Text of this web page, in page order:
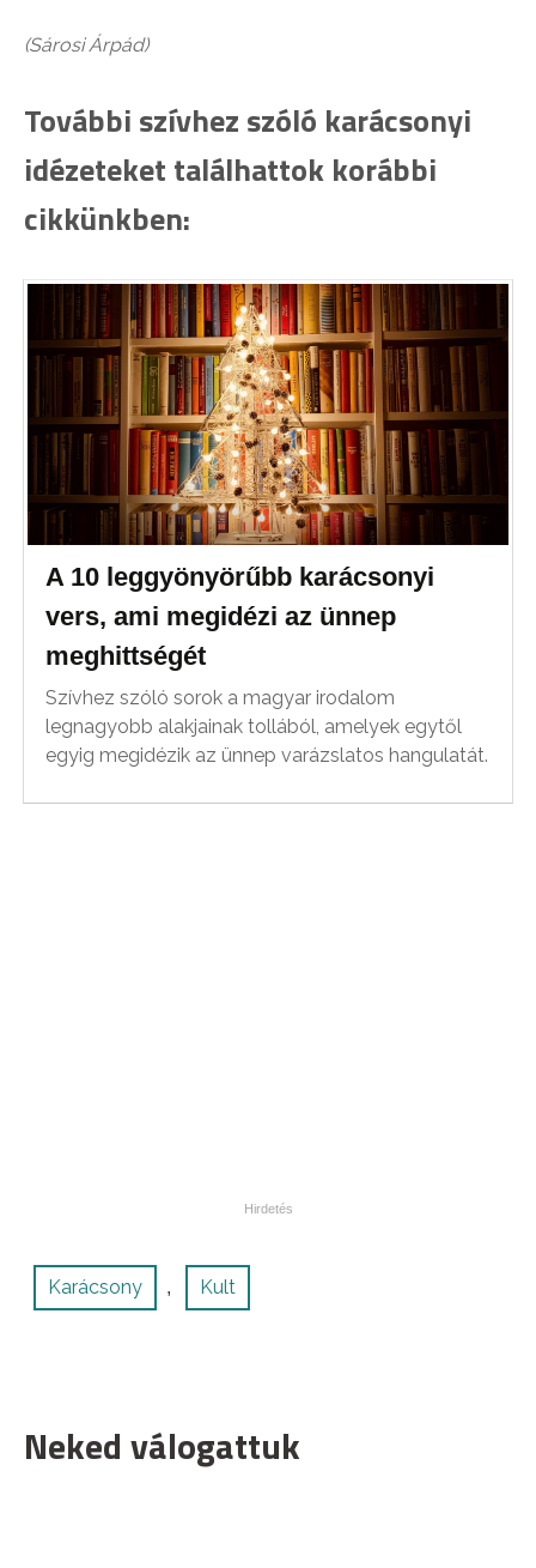
(Sárosi Árpád)
További szívhez szóló karácsonyi
idézeteket találhattok korábbi
cikkünkben:
A 10 leggyönyörűbb karácsonyi
vers, ami megidézi az ünnep
meghittségét
Szívhez szóló sorok a magyar irodalom
legnagyobb alakjainak tollából, amelyek egytől
egyig megidézik az ünnep varázslatos hangulatát.
Karácsony , Kult
Neked válogattuk